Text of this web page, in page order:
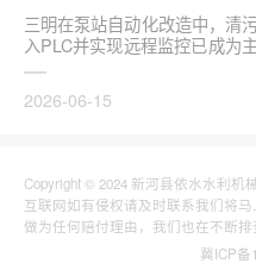
三明在泵站自动化改造中，清
入PLC并实现远程监控已成为
传统清污机多采用继电器硬接线
2026-06-15
Copyright © 2024 新河县依水水利
互联网如有侵权请及时联系我们将
做为任何赔付理由，我们也在不断
冀ICP备